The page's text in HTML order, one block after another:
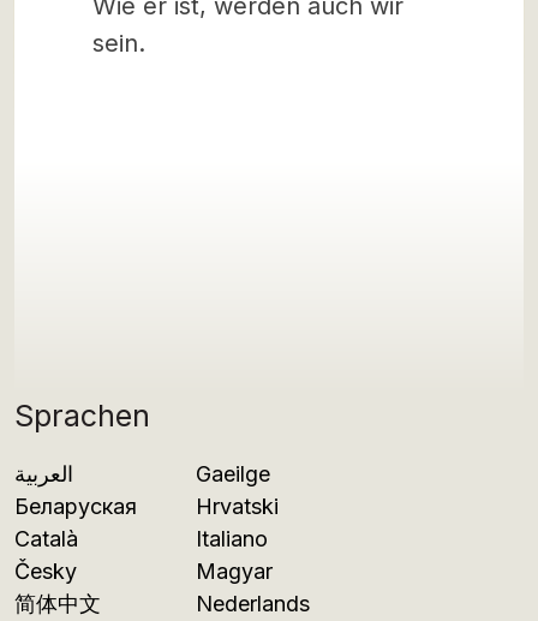
Sprachen
العربية
Беларуская
Català
Česky
简体中文
Gaeilge
Hrvatski
Italiano
Magyar
Nederlands
Wie er ist, werden auch wir
sein.